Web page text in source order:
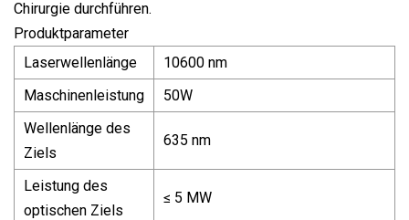
Chirurgie durchführen.
Produktparameter
Laserwellenlänge
10600 nm
Maschinenleistung
50W
Wellenlänge des
Ziels
635 nm
Leistung des
optischen Ziels
≤ 5 MW